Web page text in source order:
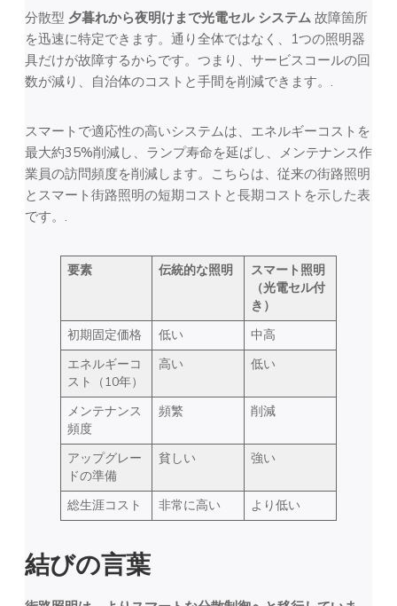
分散型 夕暮れから夜明けまで光電セル システム 故障箇所
を迅速に特定できます。通り全体ではなく、1つの照明器
具だけが故障するからです。つまり、サービスコールの回
数が減り、自治体のコストと手間を削減できます。.
スマートで適応性の高いシステムは、エネルギーコストを
最大約35%削減し、ランプ寿命を延ばし、メンテナンス作
業員の訪問頻度を削減します。こちらは、従来の街路照明
とスマート街路照明の短期コストと長期コストを示した表
です。.
要素 伝統的な照明
スマート照明
（光電セル付
き）
初期固定価格
低い
中高
エネルギーコ
スト（10年）
高い 低い
メンテナンス
頻度
頻繁 削減
アップグレー
ドの準備
貧しい 強い
総生涯コスト 非常に高い より低い
結びの言葉